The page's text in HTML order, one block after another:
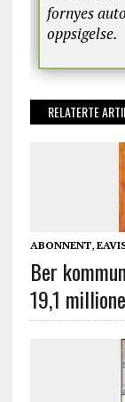
fornyes
oppsigelse.
RELATERTE
ABONNENT,
Ber
19,1